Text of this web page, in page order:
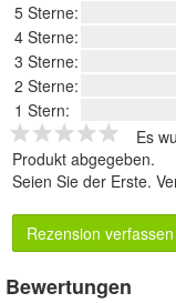
5 Sterne:
4 Sterne:
3 Sterne:
2 Sterne:
1 Stern:
Es
Produkt abgegeben.
Seien Sie der Erste.
Rezension verfassen
Bewertungen